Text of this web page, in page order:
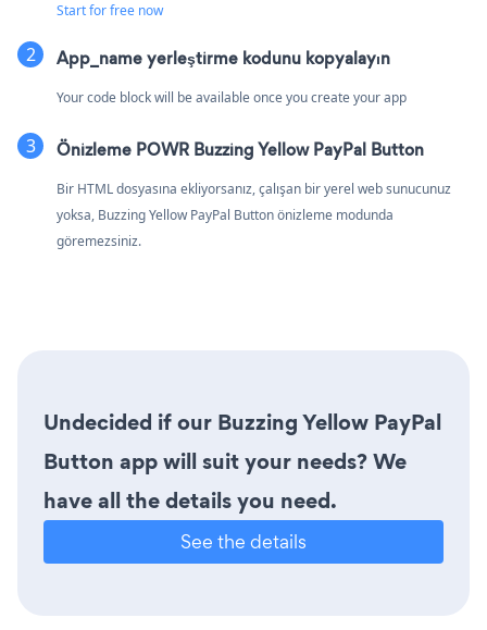
Start for free now
App_name yerleştirme kodunu kopyalayın
Your code block will be available once you create your app
Önizleme POWR Buzzing Yellow PayPal Button
Bir HTML dosyasına ekliyorsanız, çalışan bir yerel web sunucunuz
yoksa, Buzzing Yellow PayPal Button önizleme modunda
göremezsiniz.
Undecided if our Buzzing Yellow PayPal
Button app will suit your needs? We
have all the details you need.
See the details